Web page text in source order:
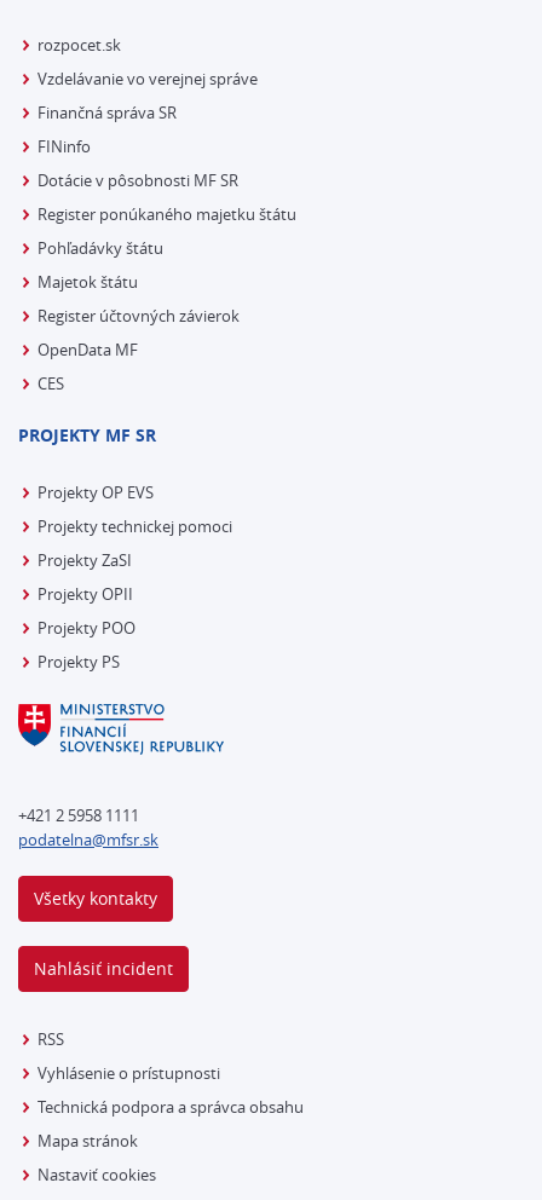
rozpocet.sk
Vzdelávanie vo verejnej správe
Finančná správa SR
FINinfo
Dotácie v pôsobnosti MF SR
Register ponúkaného majetku štátu
Pohľadávky štátu
Majetok štátu
Register účtovných závierok
OpenData MF
CES
PROJEKTY MF SR
Projekty OP EVS
Projekty technickej pomoci
Projekty ZaSI
Projekty OPII
Projekty POO
Projekty PS
+421 2 5958 1111
podatelna@mfsr.sk
Všetky kontakty
Nahlásiť incident
RSS
Vyhlásenie o prístupnosti
Technická podpora a správca obsahu
Mapa stránok
Nastaviť cookies